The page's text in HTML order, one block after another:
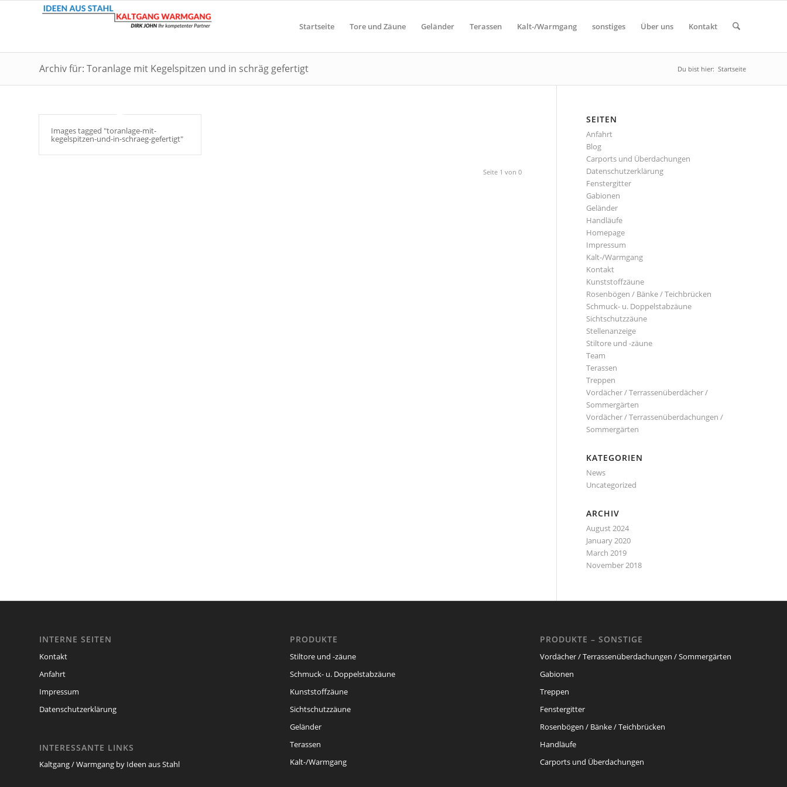
Startseite Tore und Zäune Geländer Terassen Kalt-/Warmgang sonstiges Über uns Kontakt
Archiv für: Toranlage mit Kegelspitzen und in schräg gefertigt Du bist hier: Startseite
Images tagged "toranlage-mit-
kegelspitzen-und-in-schraeg-gefertigt"
Seite 1 von 0
SEITEN
Anfahrt
Blog
Carports und Überdachungen
Datenschutzerklärung
Fenstergitter
Gabionen
Geländer
Handläufe
Homepage
Impressum
Kalt-/Warmgang
Kontakt
Kunststoffzäune
Rosenbögen / Bänke / Teichbrücken
Schmuck- u. Doppelstabzäune
Sichtschutzzäune
Stellenanzeige
Stiltore und -zäune
Team
Terassen
Treppen
Vordächer / Terrassenüberdächer /
Sommergärten
Vordächer / Terrassenüberdachungen /
Sommergärten
KATEGORIEN
News
Uncategorized
ARCHIV
August 2024
January 2020
March 2019
November 2018
INTERNE SEITEN
Kontakt
Anfahrt
Impressum
Datenschutzerklärung
INTERESSANTE LINKS
Kaltgang / Warmgang by Ideen aus Stahl
PRODUKTE
Stiltore und -zäune
Schmuck- u. Doppelstabzäune
Kunststoffzäune
Sichtschutzzäune
Geländer
Terassen
Kalt-/Warmgang
PRODUKTE – SONSTIGE
Vordächer / Terrassenüberdachungen / Sommergärten
Gabionen
Treppen
Fenstergitter
Rosenbögen / Bänke / Teichbrücken
Handläufe
Carports und Überdachungen